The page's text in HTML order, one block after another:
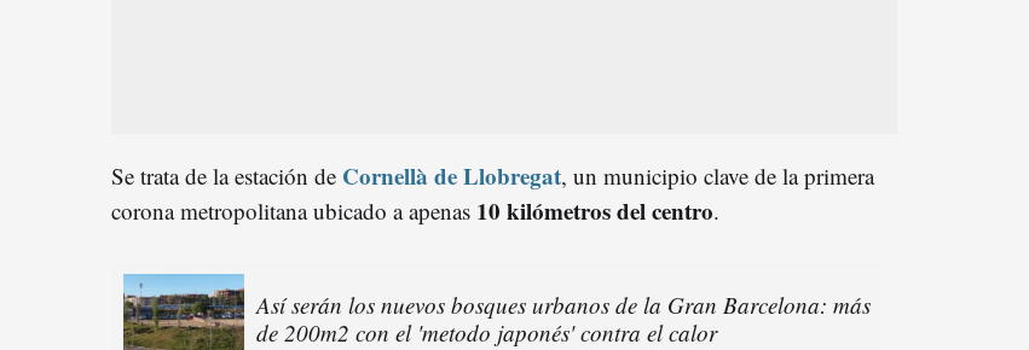
Se trata de la estación de Cornellà de Llobregat, un municipio clave de la primera
corona metropolitana ubicado a apenas 10 kilómetros del centro.
Así serán los nuevos bosques urbanos de la Gran Barcelona: más
de 200m2 con el 'metodo japonés' contra el calor